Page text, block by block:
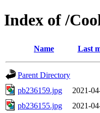
Index of /
Name Last
Parent Directory
pb236159.jpg
2021-
pb236155.jpg
2021-